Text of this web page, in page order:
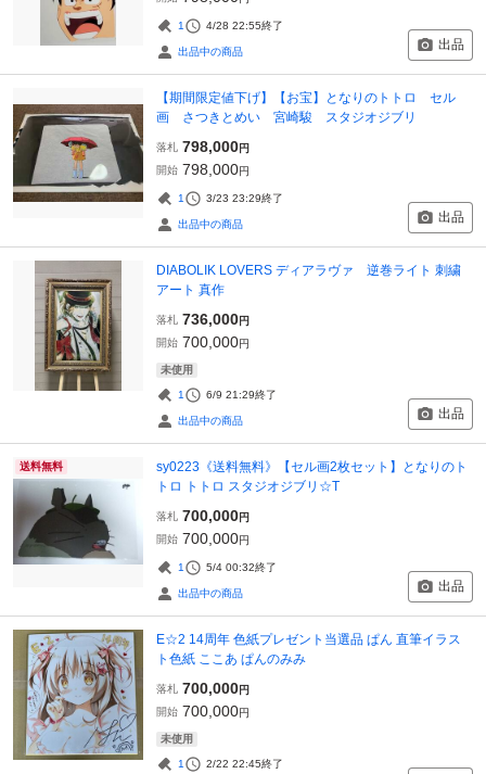
1 4/28 22:55終了
出品中の商品 出品
【期間限定値下げ】【お宝】となりのトトロ セル
画 さつきとめい 宮崎駿 スタジオジブリ
落札 798,000円
開始 798,000円
1 3/23 23:29終了
出品中の商品 出品
DIABOLIK LOVERS ディアラヴァ 逆巻ライト 刺繍
アート 真作
落札 736,000円
開始 700,000円
未使用
1 6/9 21:29終了
出品中の商品 出品
送料無料
sy0223《送料無料》【セル画2枚セット】となりのト
トロ トトロ スタジオジブリ☆T
落札 700,000円
開始 700,000円
1 5/4 00:32終了
出品中の商品 出品
E☆2 14周年 色紙プレゼント当選品 ぱん 直筆イラス
ト色紙 ここあ ぱんのみみ
落札 700,000円
開始 700,000円
未使用
1 2/22 22:45終了